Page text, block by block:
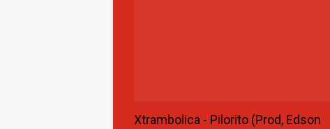
Xtrambolica - Pilorito (Prod, Edson